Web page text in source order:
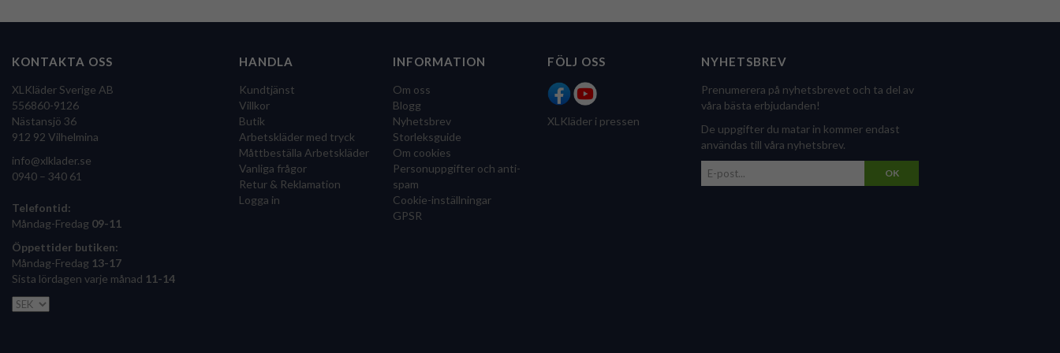
KONTAKTA OSS
XLKläder Sverige AB
556860-9126
Nästansjö 36
912 92 Vilhelmina
info@xlklader.se
0940 – 340 61
Telefontid:
Måndag-Fredag 09-11
Öppettider butiken:
Måndag-Fredag 13-17
Sista lördagen varje månad 11-14
HANDLA
Kundtjänst
Villkor
Butik
Arbetskläder med tryck
Måttbeställa Arbetskläder
Vanliga frågor
Retur & Reklamation
Logga in
INFORMATION
Om oss
Blogg
Nyhetsbrev
Storleksguide
Om cookies
Personuppgifter och anti-
spam
Cookie-inställningar
GPSR
FÖLJ OSS
XLKläder i pressen
NYHETSBREV
Prenumerera på nyhetsbrevet och ta del av
våra bästa erbjudanden!
De uppgifter du matar in kommer endast
användas till våra nyhetsbrev.
OK